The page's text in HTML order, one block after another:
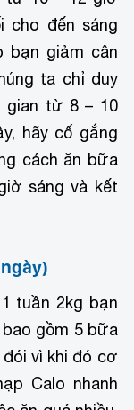
cho đến sáng
bạn giảm cân
ta chỉ duy
gian từ 8 – 10
hãy cố gắng
cách ăn bữa
sáng và kết
tuần 2kg bạn
gồm 5 bữa
đói vì khi đó cơ
Calo nhanh